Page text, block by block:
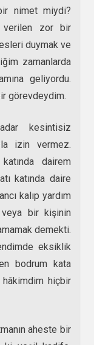
nimet miydi?
verilen zor bir
duymak ve
zamanlarda
geliyordu.
görevdeydim.
kesintisiz
izin vermez.
dairem
katında daire
kalıp yardım
bir kişinin
demekti.
eksiklik
bodrum kata
hâkimdim hiçbir
aheste bir